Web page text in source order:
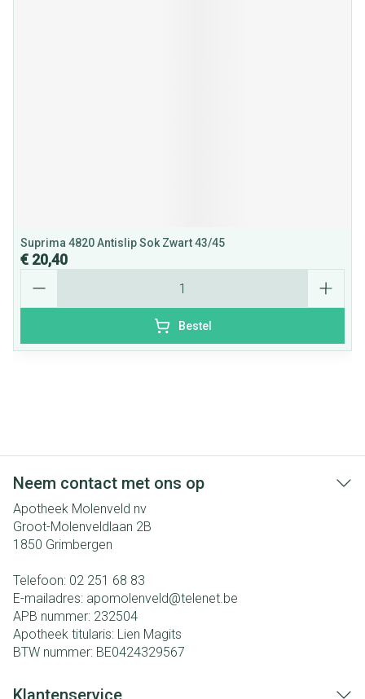
Suprima 4820 Antislip Sok Zwart 43/45
€ 20,40
Bestel
Neem contact met ons op
Apotheek Molenveld nv
Groot-Molenveldlaan 2B
1850 Grimbergen
Telefoon: 02 251 68 83
E-mailadres: apomolenveld@telenet.be
APB nummer: 232504
Apotheek titularis: Lien Magits
BTW nummer: BE0424329567
Klantenservice